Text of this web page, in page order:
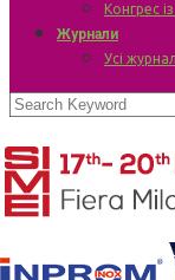
Конгрес
Журнали
Усі